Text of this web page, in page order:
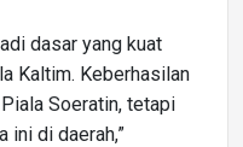
dasar yang kuat
Kaltim. Keberhasilan
Soeratin, tetapi
ini di daerah,”